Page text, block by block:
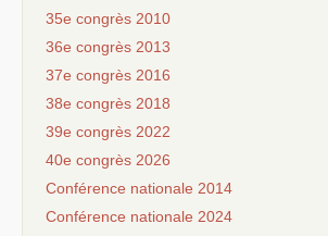
35e congrès 2010
36e congrès 2013
37e congrès 2016
38e congrès 2018
39e congrès 2022
40e congrès 2026
Conférence nationale 2014
Conférence nationale 2024